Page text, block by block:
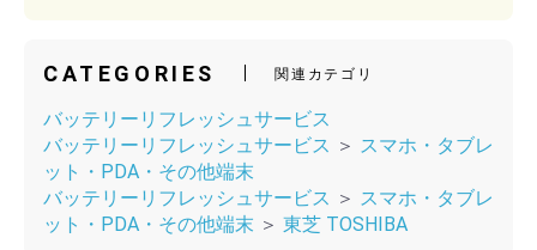
CATEGORIES 関連カテゴリ
バッテリーリフレッシュサービス
バッテリーリフレッシュサービス ＞ スマホ・タブレ
ット・PDA・その他端末
バッテリーリフレッシュサービス ＞ スマホ・タブレ
ット・PDA・その他端末 ＞ 東芝 TOSHIBA